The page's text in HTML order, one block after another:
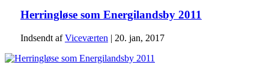
Herringløse som Energilandsby 2011
Indsendt afViceværten | 20. jan, 2017